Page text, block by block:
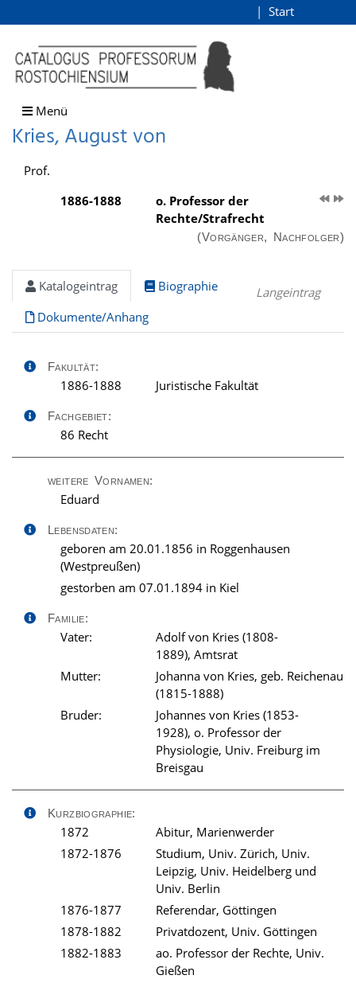
Kries, August von
direkt zum Inhalt
Start
Menü
Kries, August von
Prof.
1886-1888
o. Professor der
Rechte/Strafrecht
(Vorgänger, Nachfolger)
Katalogeintrag
Biographie
Dokumente/Anhang
Langeintrag
Fakultät:
1886-1888 Juristische Fakultät
Fachgebiet:
86 Recht
weitere Vornamen:
Eduard
Lebensdaten:
geboren am 20.01.1856 in Roggenhausen
(Westpreußen)
gestorben am 07.01.1894 in Kiel
Familie:
Vater:
Adolf von Kries (1808-
1889), Amtsrat
Mutter:
Johanna von Kries, geb. Reichenau
(1815-1888)
Bruder:
Johannes von Kries (1853-
1928), o. Professor der
Physiologie, Univ. Freiburg im
Breisgau
Kurzbiographie:
1872
Abitur, Marienwerder
1872-1876
Studium, Univ. Zürich, Univ.
Leipzig, Univ. Heidelberg und
Univ. Berlin
1876-1877
Referendar, Göttingen
1878-1882
Privatdozent, Univ. Göttingen
1882-1883
ao. Professor der Rechte, Univ.
Gießen